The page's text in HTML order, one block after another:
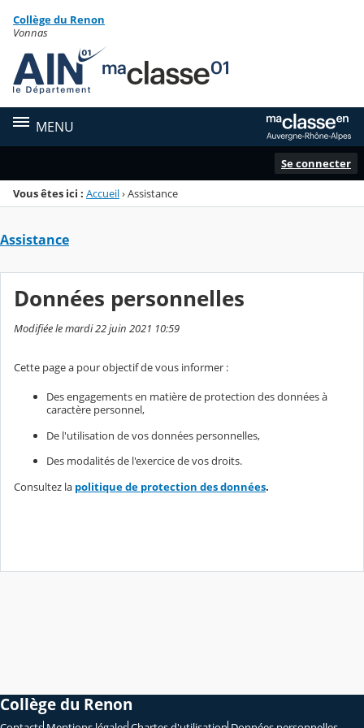
Menu de la rubrique
Contenu
Collège du Renon
Vonnas
MENU
Se connecter
Vous êtes ici : Accueil›Assistance
Assistance
Données personnelles
Modifiée le mardi 22 juin 2021 10:59
Cette page a pour objectif de vous informer :
Des engagements en matière de protection des données à
caractère personnel,
De l'utilisation de vos données personnelles,
Des modalités de l'exercice de vos droits.
Consultez la politique de protection des données.
Collège du Renon